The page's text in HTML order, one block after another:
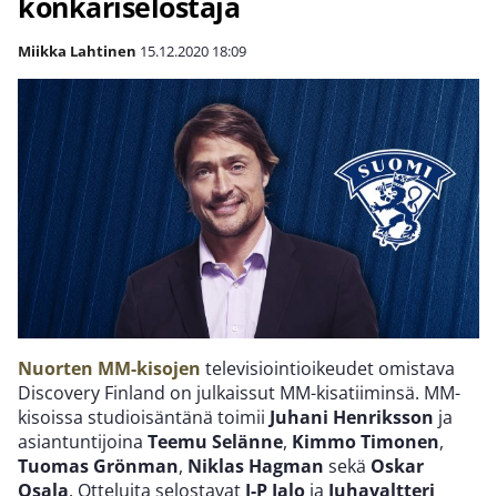
Miikka Lahtinen 15.12.2020 18:09
Nuorten MM-kisojen televisiointioikeudet omistava
Discovery Finland on julkaissut MM-kisatiiminsä. MM-
kisoissa studioisäntänä toimii Juhani Henriksson ja
asiantuntijoina Teemu Selänne, Kimmo Timonen,
Tuomas Grönman, Niklas Hagman sekä Oskar
Osala. Otteluita selostavat J-P Jalo ja Juhavaltteri